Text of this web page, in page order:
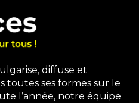
diffuse et
toutes ses formes sur le
l’année, notre équipe